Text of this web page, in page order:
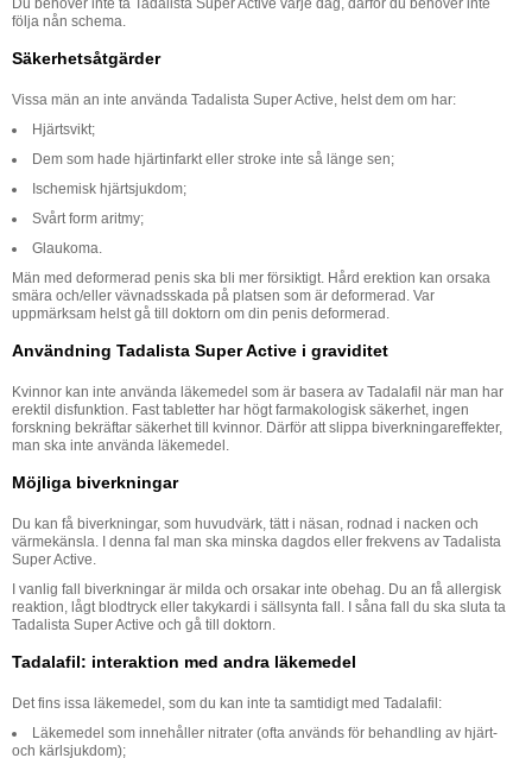
följa nån schema.
Säkerhetsåtgärder
Vissa män an inte använda Tadalista Super Active, helst dem om har:
Hjärtsvikt;
Dem som hade hjärtinfarkt eller stroke inte så länge sen;
Ischemisk hjärtsjukdom;
Svårt form aritmy;
Glaukoma.
Män med deformerad penis ska bli mer försiktigt. Hård erektion kan orsaka
smära och/eller vävnadsskada på platsen som är deformerad. Var
uppmärksam helst gå till doktorn om din penis deformerad.
Användning Tadalista Super Active i graviditet
Kvinnor kan inte använda läkemedel som är basera av Tadalafil när man har
erektil disfunktion. Fast tabletter har högt farmakologisk säkerhet, ingen
forskning bekräftar säkerhet till kvinnor. Därför att slippa biverkningareffekter,
man ska inte använda läkemedel.
Möjliga biverkningar
Du kan få biverkningar, som huvudvärk, tätt i näsan, rodnad i nacken och
värmekänsla. I denna fal man ska minska dagdos eller frekvens av Tadalista
Super Active.
I vanlig fall biverkningar är milda och orsakar inte obehag. Du an få allergisk
reaktion, lågt blodtryck eller takykardi i sällsynta fall. I såna fall du ska sluta ta
Tadalista Super Active och gå till doktorn.
Tadalafil: interaktion med andra läkemedel
Det fins issa läkemedel, som du kan inte ta samtidigt med Tadalafil:
Läkemedel som innehåller nitrater (ofta används för behandling av hjärt-
och kärlsjukdom);